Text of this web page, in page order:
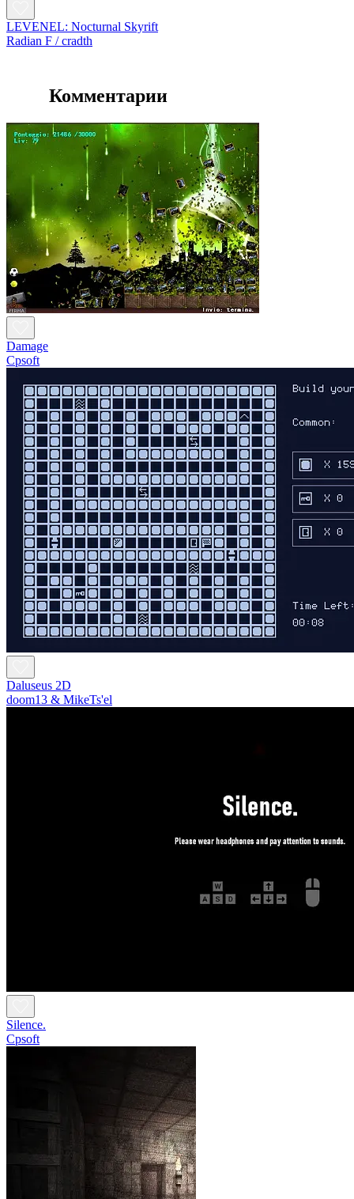
LEVENEL: Nocturnal Skyrift
Radian F / cradth
Комментарии
Damage
Cpsoft
Daluseus 2D
doom13 & MikeTs'el
Silence.
Cpsoft